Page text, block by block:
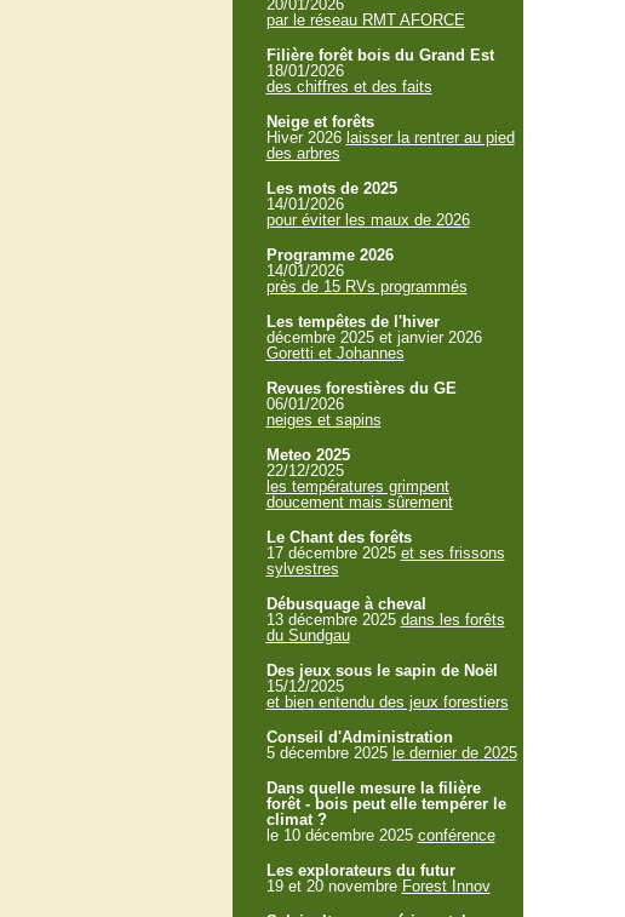
20/01/2026
par le réseau RMT AFORCE
Filière forêt bois du Grand Est
18/01/2026
des chiffres et des faits
Neige et forêts
Hiver 2026 laisser la rentrer au pied
des arbres
Les mots de 2025
14/01/2026
pour éviter les maux de 2026
Programme 2026
14/01/2026
près de 15 RVs programmés
Les tempêtes de l'hiver
décembre 2025 et janvier 2026
Goretti et Johannes
Revues forestières du GE
06/01/2026
neiges et sapins
Meteo 2025
22/12/2025
les températures grimpent
doucement mais sûrement
Le Chant des forêts
17 décembre 2025 et ses frissons
sylvestres
Débusquage à cheval
13 décembre 2025 dans les forêts
du Sundgau
Des jeux sous le sapin de Noël
15/12/2025
et bien entendu des jeux forestiers
Conseil d'Administration
5 décembre 2025 le dernier de 2025
Dans quelle mesure la filière
forêt - bois peut elle tempérer le
climat ?
le 10 décembre 2025 conférence
Les explorateurs du futur
19 et 20 novembre Forest Innov